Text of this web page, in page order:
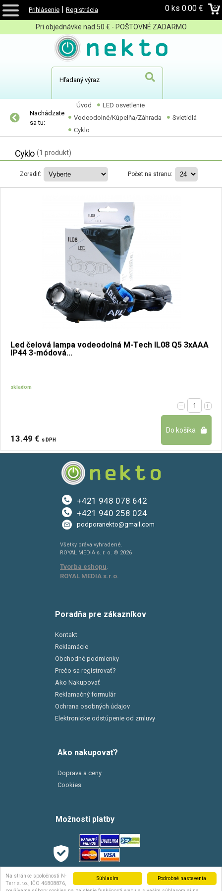
Podrobné nastavenia
Súhlasím
Na stránke spoločnosti N-
Terr s.r.o., IČO 46808876,
Prihlásenie | Registrácia 0 ks 0.00 €
Pri objednávke nad 50 € - POŠTOVNÉ ZADARMO
Nachádzate
sa tu:
Úvod
LED osvetlenie
Vodeodolné/Kúpelňa/Záhrada
Svietidlá
Cyklo
Cyklo (1 produkt)
Zoradiť: Počet na stranu:
Led čelová lampa vodeodolná M-Tech IL08 Q5 3xAAA
IP44 3-módová...
skladom
13.49 € s DPH
+421 948 078 642
+421 940 258 024
podporanekto@gmail.com
Všetky práva vyhradené.
ROYAL MEDIA s. r. o. © 2026
Tvorba eshopu:
ROYAL MEDIA s.r.o.
Poradňa pre zákazníkov
Kontakt
Reklamácie
Obchodné podmienky
Prečo sa registrovať?
Ako Nakupovať
Reklamačný formulár
Ochrana osobných údajov
Elektronicke odstúpenie od zmluvy
Ako nakupovať?
Doprava a ceny
Cookies
Možnosti platby
Možnosti dopravy